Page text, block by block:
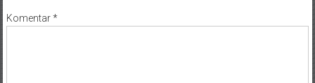
Komentar*